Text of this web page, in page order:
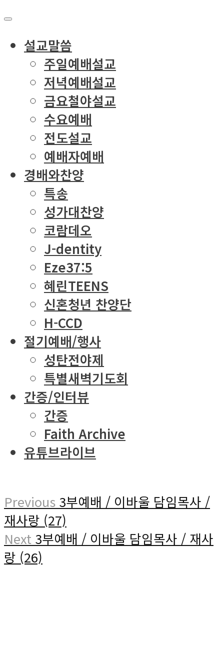
설교말씀
주일예배설교
저녁예배설교
금요철야설교
수요예배
전도설교
예배자예배
경배와찬양
특송
성가대찬양
코람데오
J-dentity
Eze37:5
혜린TEENS
신혼청년 찬양단
H-CCD
절기예배/행사
성탄전야제
특별새벽기도회
간증/인터뷰
간증
Faith Archive
유튜브라이브
Previous 3부예배 / 이바울 담임목사 /
재사랑 (27)
Next 3부예배 / 이바울 담임목사 / 재사
랑 (26)